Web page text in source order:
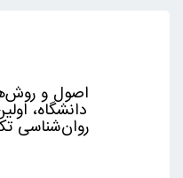
اصول و
دانشگاه،
روان‌شناسی